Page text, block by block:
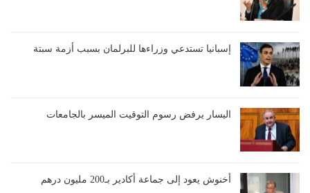
إسبانيا تستدعي وزراءها للبرلمان بسبب أزمة سبتة
اليسار يرفض رسوم التوقيت الميسر بالجامعات
أخنوش يعود إلى جماعة أكادير بـ200 مليون درهم